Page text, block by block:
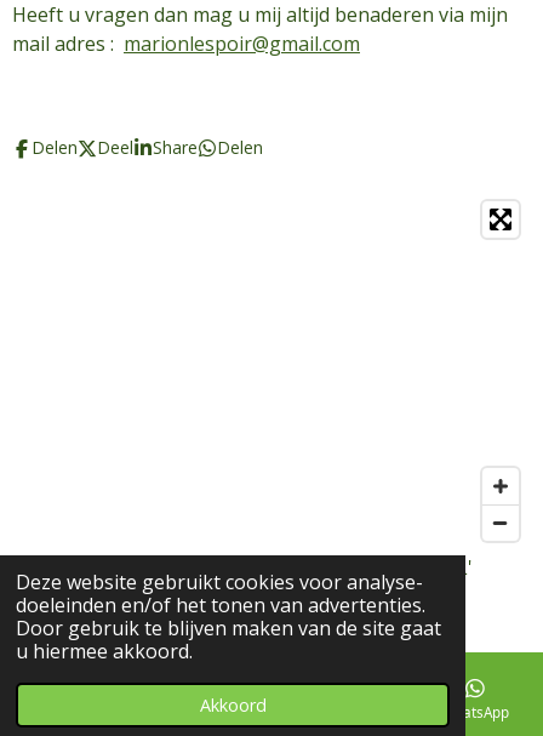
Deze website gebruikt cookies voor analyse-
doeleinden en/of het tonen van advertenties.
Door gebruik te blijven maken van de site gaat
u hiermee akkoord.
Akkoord
Heeft u vragen dan mag u mij altijd benaderen via mijn
mail adres : marionlespoir@gmail.com
Delen Deel Share Delen
© 2018 - 2022 Spirituele cadeaushop Marion Vdf L'
Espoir
Telefoonnummer WhatsApp